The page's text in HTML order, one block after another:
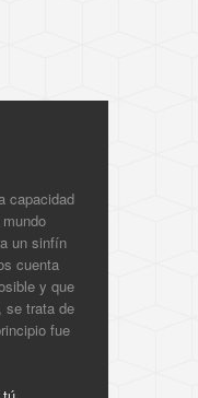
capacidad
un sinfín
cuenta
y que
se trata de
fue